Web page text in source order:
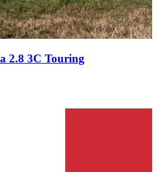
2.8 3C Touring